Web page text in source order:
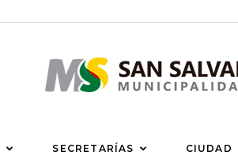
Municipalidad
SECRETARÍAS CIUDAD